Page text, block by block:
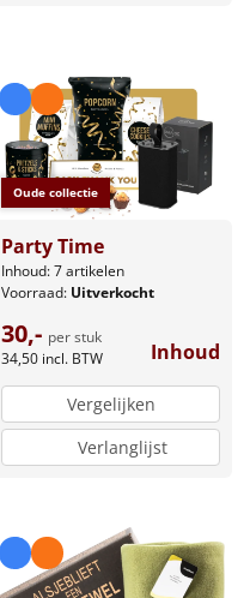
Oude collectie
Party Time
Inhoud: 7 artikelen
Voorraad: Uitverkocht
30,- per stuk
34,50 incl. BTW Inhoud
Vergelijken
Verlanglijst